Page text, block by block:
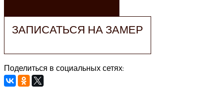
ЗАПИСАТЬСЯ НА ЗАМЕР
Поделиться в социальных сетях: